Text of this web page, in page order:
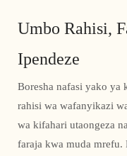
Umbo Rahisi,
Ipendeze
Boresha nafasi yako
rahisi wa wafanyikazi
wa kifahari utaongeza
faraja kwa muda mrefu.